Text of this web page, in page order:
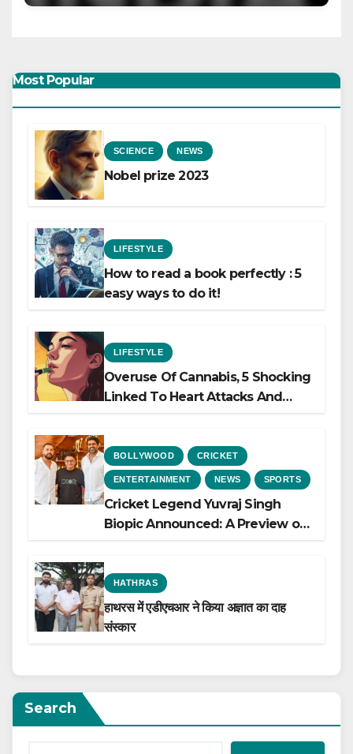
Most Popular
SCIENCE NEWS
Nobel prize 2023
LIFESTYLE
How to read a book perfectly : 5
easy ways to do it!
LIFESTYLE
Overuse Of Cannabis, 5 Shocking
Linked To Heart Attacks And
BOLLYWOOD CRICKET
ENTERTAINMENT NEWS SPORTS
Cricket Legend Yuvraj Singh
Biopic Announced: A Preview of
HATHRAS
हाथरस में एडीएचआर ने किया अज्ञात का दाह
संस्कार
Search